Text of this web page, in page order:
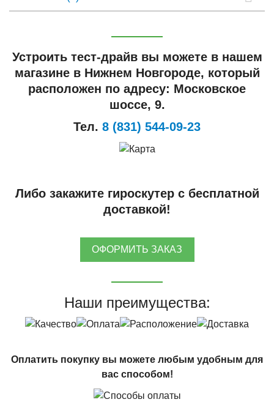
Устроить тест-драйв вы можете в нашем
магазине в Нижнем Новгороде, который
расположен по адресу: Московское
шоссе, 9.
Тел. 8 (831) 544-09-23
Либо закажите гироскутер с бесплатной
доставкой!
ОФОРМИТЬ ЗАКАЗ
Наши преимущества:
Оплатить покупку вы можете любым удобным для
вас способом!